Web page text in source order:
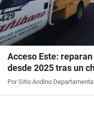
Acceso Este:
desde 2025 tras un
Por Sitio Andino